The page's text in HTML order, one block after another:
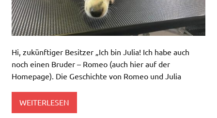
Hi, zukünftiger Besitzer „Ich bin Julia! Ich habe auch
noch einen Bruder – Romeo (auch hier auf der
Homepage). Die Geschichte von Romeo und Julia
WEITERLESEN